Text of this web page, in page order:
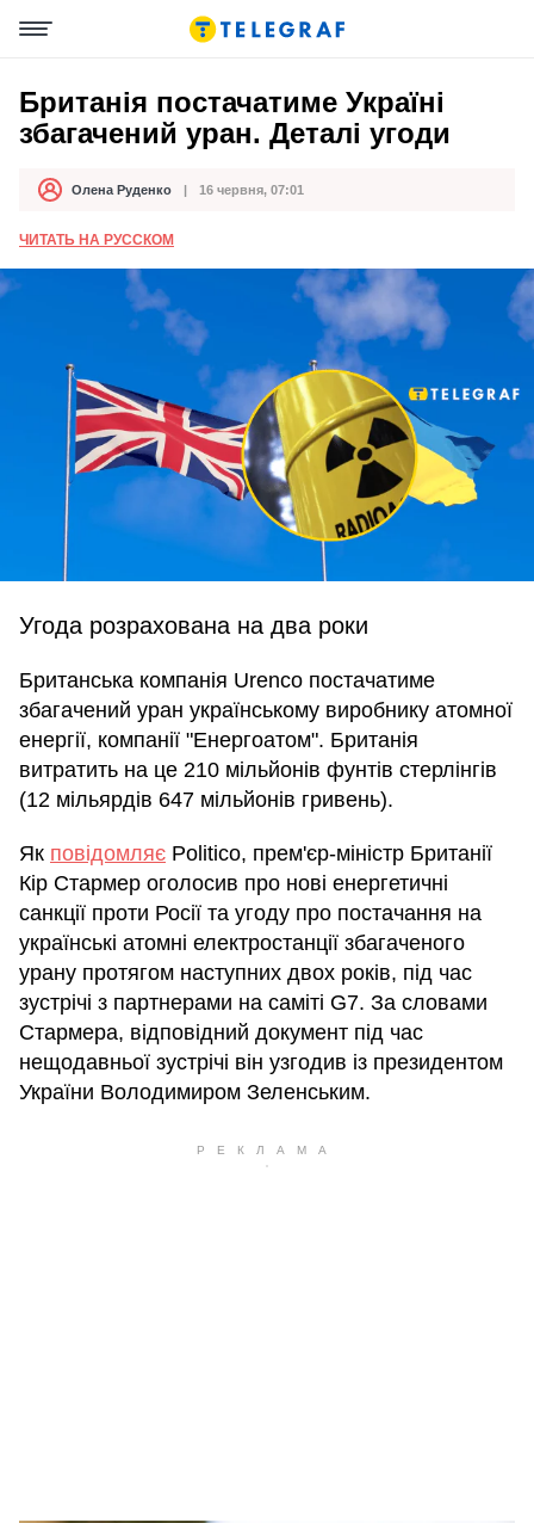
Британія постачатиме Україні
збагачений уран. Деталі угоди
АвторОлена Руденко
Дата публікації 16 червня, 07:01
ЧИТАТЬ НА РУССКОМ
Угода розрахована на два роки
Британська компанія Urenco постачатиме
збагачений уран українському виробнику атомної
енергії, компанії "Енергоатом". Британія
витратить на це 210 мільйонів фунтів стерлінгів
(12 мільярдів 647 мільйонів гривень).
Як повідомляє Politico, прем'єр-міністр Британії
Кір Стармер оголосив про нові енергетичні
санкції проти Росії та угоду про постачання на
українські атомні електростанції збагаченого
урану протягом наступних двох років, під час
зустрічі з партнерами на саміті G7. За словами
Стармера, відповідний документ під час
нещодавньої зустрічі він узгодив із президентом
України Володимиром Зеленським.